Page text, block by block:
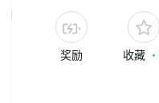
奖励 收藏 ・